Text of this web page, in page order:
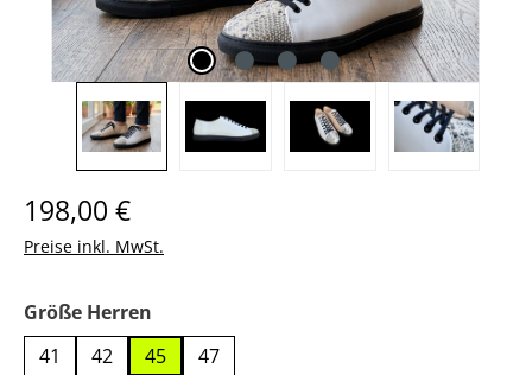
Regulärer Preis:
198,00 €
Preise inkl. MwSt.
Größe Herren
41
42 45 47